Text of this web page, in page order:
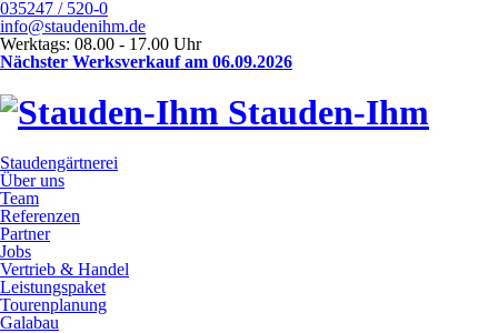
035247 / 520-0
info@staudenihm.de
Werktags: 08.00 - 17.00 Uhr
Nächster Werksverkauf am 06.09.2026
Stauden-Ihm
Staudengärtnerei
Über uns
Team
Referenzen
Partner
Jobs
Vertrieb & Handel
Leistungspaket
Tourenplanung
Galabau